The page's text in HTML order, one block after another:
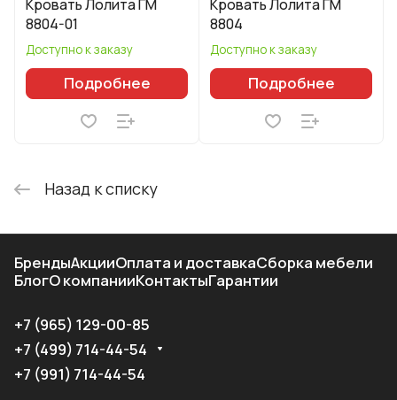
Кровать Лолита ГМ
8804-01
Доступно к заказу
Подробнее
Кровать Лолита ГМ
8804
Доступно к заказу
Подробнее
Назад к списку
БрендыАкцииОплата и доставкаСборка мебели
БлогО компанииКонтактыГарантии
+7 (965) 129-00-85
+7 (499) 714-44-54
+7 (991) 714-44-54